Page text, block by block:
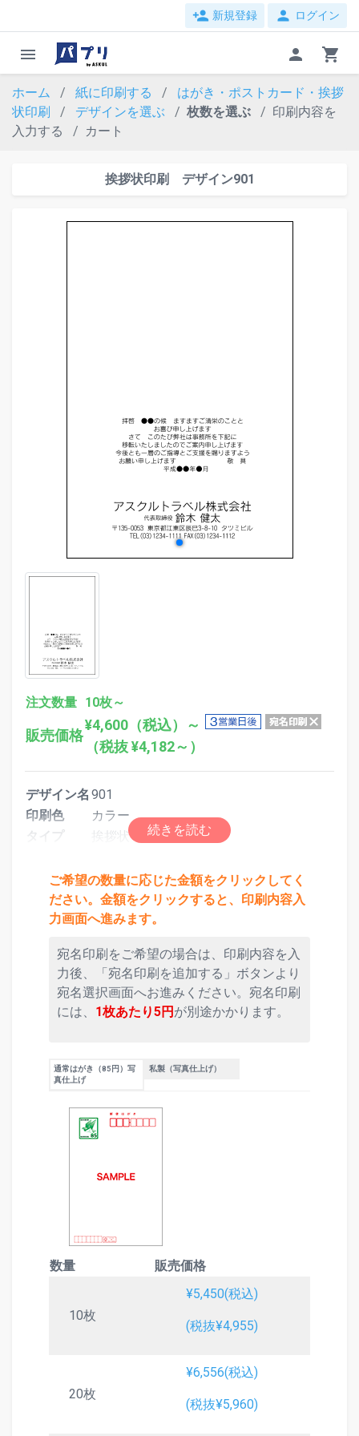
person_add 新規登録 person ログイン
menu person shopping_cart
ホーム 紙に印刷する
はがき・ポストカード・挨拶
状印刷
デザインを選ぶ 枚数を選ぶ
印刷内容を
入力する
カート
挨拶状印刷 デザイン901
注文数量 10枚～
販売価格
¥4,600（税込）～
（税抜 ¥4,182～）
デザイン名 901
印刷色
カラー
タイプ
挨拶状（フォト）
ご希望の数量に応じた金額をクリックしてく
ださい。金額をクリックすると、印刷内容入
力画面へ進みます。
宛名印刷をご希望の場合は、印刷内容を入
力後、「宛名印刷を追加する」ボタンより
宛名選択画面へお進みください。宛名印刷
には、 1枚あたり5円 が別途かかります。
通常はがき（85円）写
真仕上げ
私製（写真仕上げ）
数量 販売価格
10枚
¥5,450(税込)
(税抜¥4,955)
20枚
¥6,556(税込)
(税抜¥5,960)